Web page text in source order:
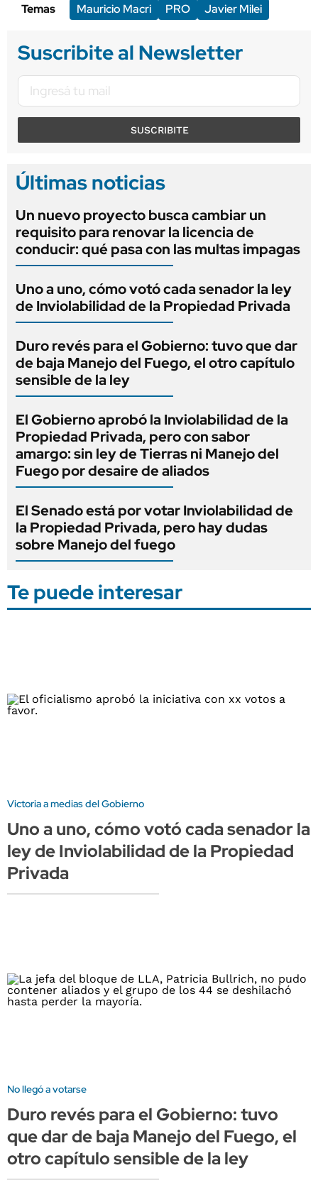
Temas
Mauricio Macri PRO Javier Milei
Suscribite al Newsletter
SUSCRIBITE
Últimas noticias
Un nuevo proyecto busca cambiar un
requisito para renovar la licencia de
conducir: qué pasa con las multas impagas
Uno a uno, cómo votó cada senador la ley
de Inviolabilidad de la Propiedad Privada
Duro revés para el Gobierno: tuvo que dar
de baja Manejo del Fuego, el otro capítulo
sensible de la ley
El Gobierno aprobó la Inviolabilidad de la
Propiedad Privada, pero con sabor
amargo: sin ley de Tierras ni Manejo del
Fuego por desaire de aliados
El Senado está por votar Inviolabilidad de
la Propiedad Privada, pero hay dudas
sobre Manejo del fuego
Te puede interesar
Victoria a medias del Gobierno
Uno a uno, cómo votó cada senador la
ley de Inviolabilidad de la Propiedad
Privada
No llegó a votarse
Duro revés para el Gobierno: tuvo
que dar de baja Manejo del Fuego, el
otro capítulo sensible de la ley